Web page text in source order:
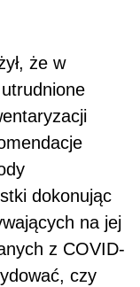
że w
dokonując
na jej
z COVID-
czy